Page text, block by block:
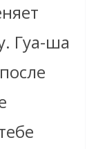
Гуа-ша